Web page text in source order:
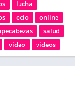
lucha
ocio
online
salud
video videos